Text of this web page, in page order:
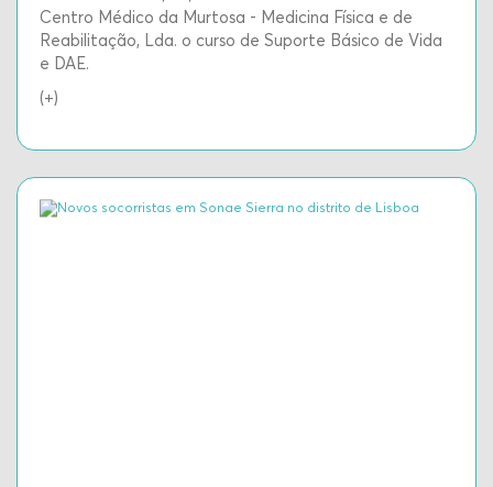
Centro Médico da Murtosa - Medicina Física e de
Reabilitação, Lda. o curso de Suporte Básico de Vida
e DAE.
(+)